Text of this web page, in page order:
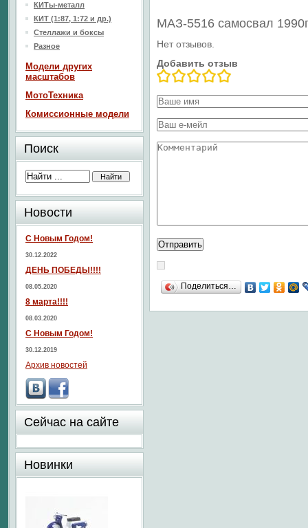
МАЗ-5516 самосвал
Нет отзывов.
Добавить отзыв
Поделиться…
КИТы-металл
КИТ (1:87, 1:72 и др.)
Стеллажи и боксы
Разное
Модели других
масштабов
МотоТехника
Комиссионные модели
Поиск
Новости
С Новым Годом!
30.12.2022
ДЕНЬ ПОБЕДЫ!!!!
08.05.2020
8 марта!!!!
08.03.2020
С Новым Годом!
30.12.2019
Архив новостей
Сейчас на сайте
Новинки